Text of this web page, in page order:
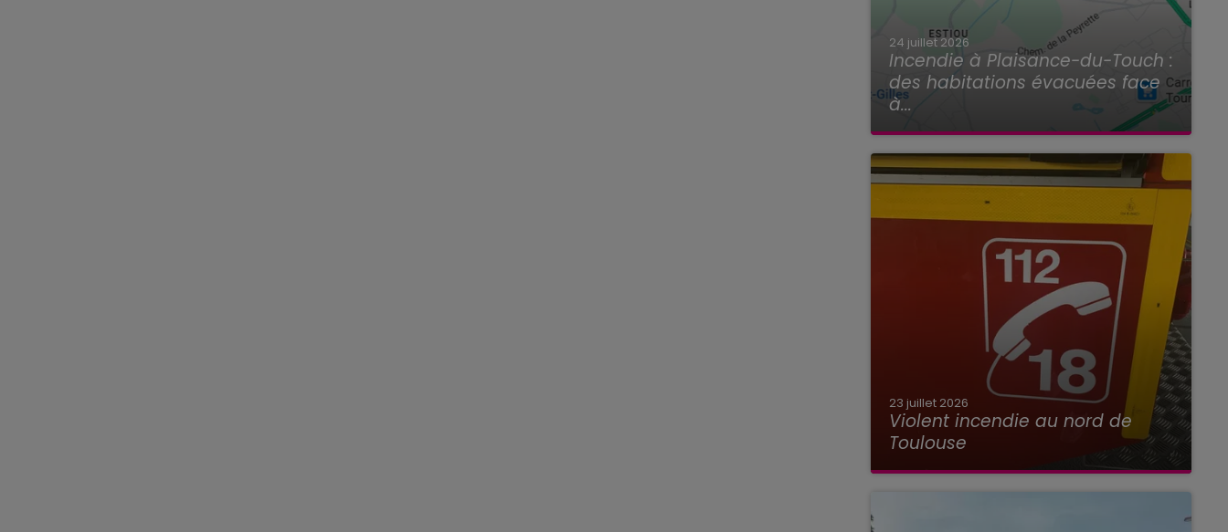
24 juillet 2026
Incendie à Plaisance-du-Touch :
des habitations évacuées face
à...
23 juillet 2026
Violent incendie au nord de
Toulouse